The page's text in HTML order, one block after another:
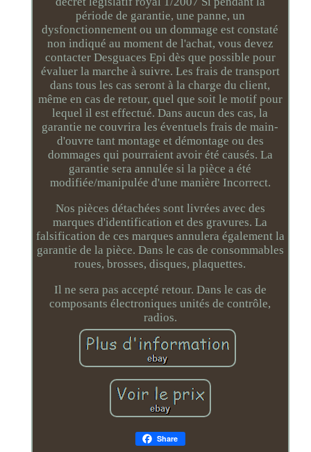
période de garantie, une panne, un
dysfonctionnement ou un dommage est constaté
non indiqué au moment de l'achat, vous devez
contacter Desguaces Epi dès que possible pour
évaluer la marche à suivre. Les frais de transport
dans tous les cas seront à la charge du client,
même en cas de retour, quel que soit le motif pour
lequel il est effectué. Dans aucun des cas, la
garantie ne couvrira les éventuels frais de main-
d'ouvre tant montage et démontage ou des
dommages qui pourraient avoir été causés. La
garantie sera annulée si la pièce a été
modifiée/manipulée d'une manière Incorrect.
Nos pièces détachées sont livrées avec des
marques d'identification et des gravures. La
falsification de ces marques annulera également la
garantie de la pièce. Dans le cas de consommables
roues, brosses, disques, plaquettes.
Il ne sera pas accepté retour. Dans le cas de
composants électroniques unités de contrôle,
radios.
Share